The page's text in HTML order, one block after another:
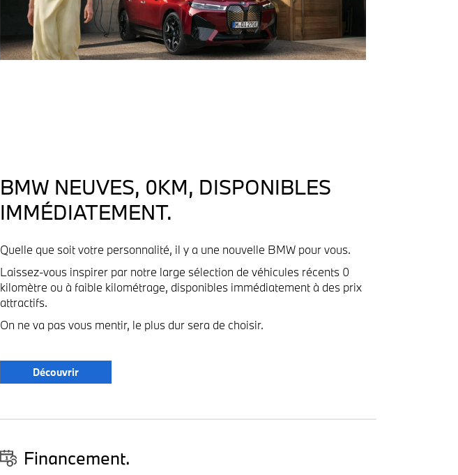
BMW NEUVES, 0KM, DISPONIBLES
IMMÉDIATEMENT.
Quelle que soit votre personnalité, il y a une nouvelle BMW pour vous.
Laissez-vous inspirer par notre large sélection de véhicules récents 0
kilomètre ou à faible kilométrage, disponibles immédiatement à des prix
attractifs.
On ne va pas vous mentir, le plus dur sera de choisir.
Découvrir
Financement.